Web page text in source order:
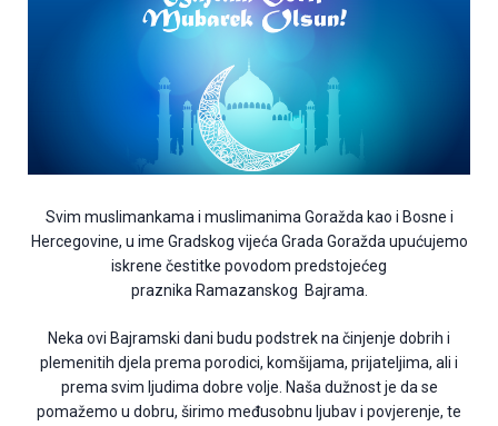
Svim muslimankama i muslimanima Goražda kao i Bosne i
Hercegovine, u ime Gradskog vijeća Grada Goražda upućujemo
iskrene čestitke povodom predstojećeg
praznika Ramazanskog Bajrama.
Neka ovi Bajramski dani budu podstrek na činjenje dobrih i
plemenitih djela prema porodici, komšijama, prijateljima, ali i
prema svim ljudima dobre volje. Naša dužnost je da se
pomažemo u dobru, širimo međusobnu ljubav i povjerenje, te